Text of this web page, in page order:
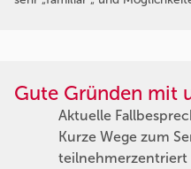
Gute Gründen mit
Aktuelle
Kurze Wege zum
teilnehmerzentriert